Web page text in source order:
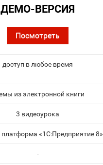
ДЕМО-ВЕРСИЯ
Посмотреть
доступ в любое время
из электронной книги
3 видеоурока
«1С:Предприятие 8»
-